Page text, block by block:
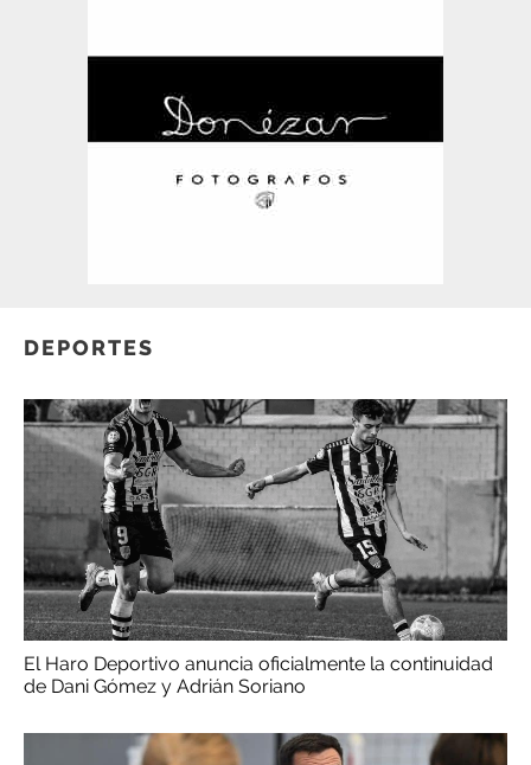
DEPORTES
El Haro Deportivo anuncia oficialmente la continuidad
de Dani Gómez y Adrián Soriano